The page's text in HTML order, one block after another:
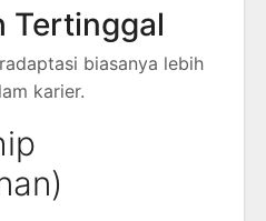
Tertinggal
biasanya lebih
karier.